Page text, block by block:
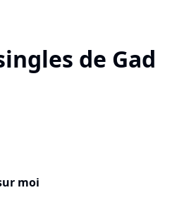
de Gad
moi